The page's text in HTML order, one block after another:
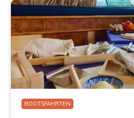
BOOTSFAHRTEN